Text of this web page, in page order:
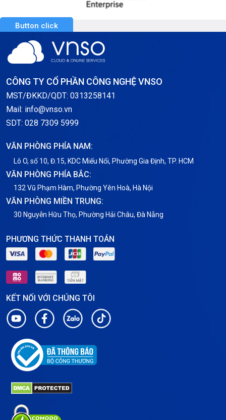
Button click
CÔNG TY CỔ PHẦN CÔNG NGHỆ VNSO
MST/ĐKKD/QDT: 0313258141
Mail: info@vnso.vn
SDT: 028 7309 5999
VĂN PHÒNG PHÍA NAM:
Lô O, số 10, Đ.15, KDC Miếu Nổi, Phường Gia Định, TP. HCM
VĂN PHÒNG PHÍA BẮC:
132 Vũ Phạm Hàm, Phường Yên Hoà, Hà Nội
VĂN PHÒNG MIỀN TRUNG:
30 Nguyễn Hữu Thọ, Phường Hải Châu, Đà Nẵng
PHƯƠNG THỨC THANH TOÁN
KẾT NỐI VỚI CHÚNG TÔI